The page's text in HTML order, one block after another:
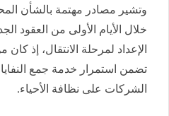
وتشير مصادر مهتمة بالشأن
خلال الأيام الأولى من العقود
الإعداد لمرحلة الانتقال، إذ
تضمن استمرار خدمة جمع
الشركات على نظافة الأحياء.